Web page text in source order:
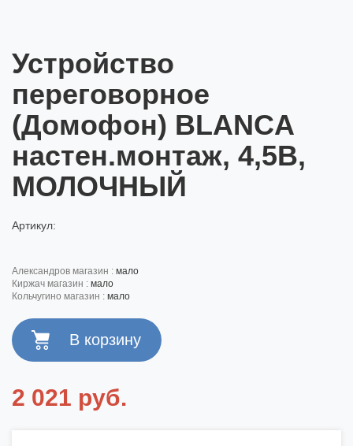
Устройство
переговорное
(Домофон) BLANCA
настен.монтаж, 4,5В,
МОЛОЧНЫЙ
Артикул:
александров магазин : мало
киржач магазин : мало
кольчугино магазин : мало
2 021 руб.